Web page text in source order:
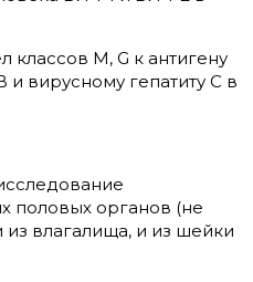
классов M, G к антигену
и вирусному гепатиту С в
половых органов (не
из влагалища, и из шейки